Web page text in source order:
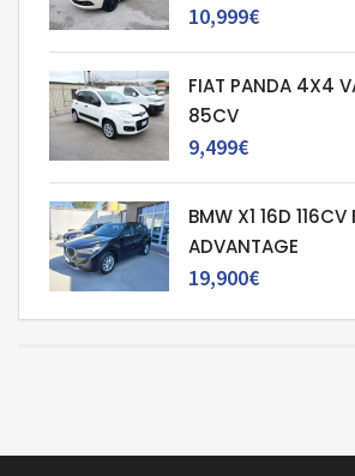
10,999€
FIAT PANDA 4X4
85CV
9,499€
BMW X1 16D 116CV
ADVANTAGE
19,900€